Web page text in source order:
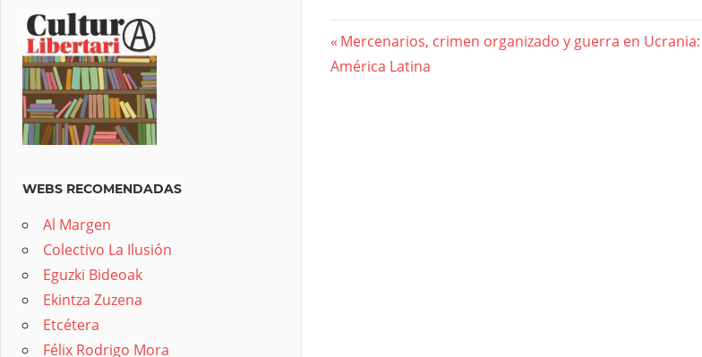
Navegación
Previous
Post:
Mercenarios, crimen organizado y guerra en
América Latina
WEBS RECOMENDADAS
Al Margen
Colectivo La Ilusión
Eguzki Bideoak
Ekintza Zuzena
Etcétera
Félix Rodrigo Mora